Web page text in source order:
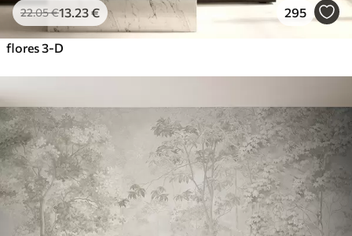
22.05€13 .23€ 295
flores 3-D